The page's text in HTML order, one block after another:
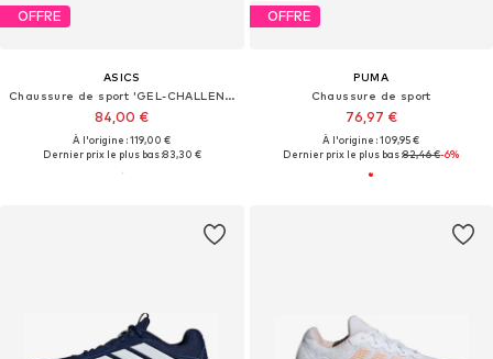
OFFRE
ASICS
Chaussure de sport 'GEL-CHALLENGER 15 CLAY'
84,00 €
À l'origine : 119,00 €
Dernier prix le plus bas :83,30 €
OFFRE
PUMA
Chaussure de sport
76,97 €
À l'origine : 109,95 €
Dernier prix le plus bas :82,46 €-6%